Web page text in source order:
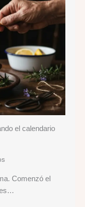
el calendario
Comenzó el